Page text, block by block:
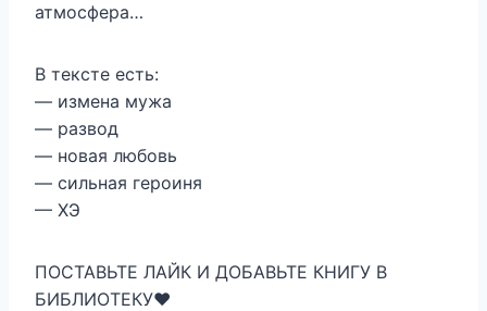
атмосфера…
В тексте есть:
— измена мужа
— развод
— новая любовь
— сильная героиня
— ХЭ
ПОСТАВЬТЕ ЛАЙК И ДОБАВЬТЕ КНИГУ В
БИБЛИОТЕКУ❤️